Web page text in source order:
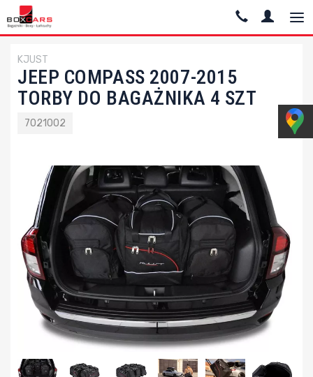
KJUST
JEEP COMPASS 2007-2015
TORBY DO BAGAŻNIKA 4 SZT
7021002